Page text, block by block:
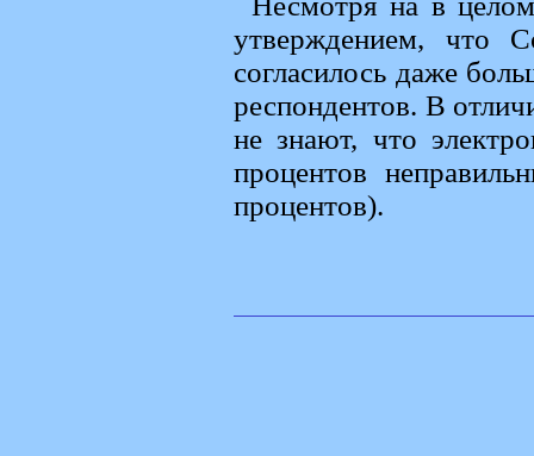
утверждением, что
согласилось даже
респондентов. В
не знают, что
процентов
процентов).